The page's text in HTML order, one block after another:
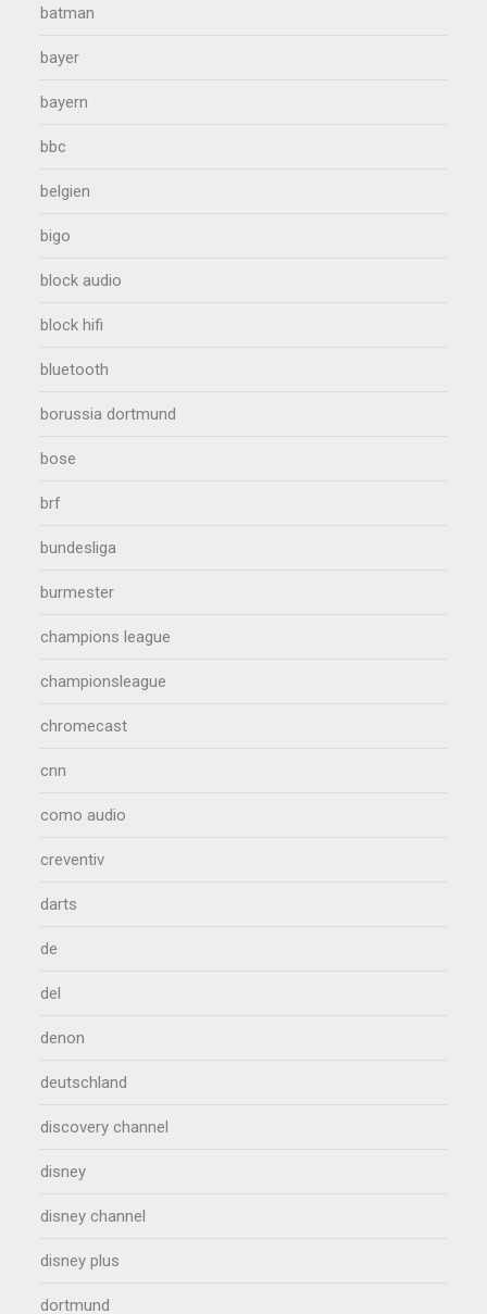
batman
bayer
bayern
bbc
belgien
bigo
block audio
block hifi
bluetooth
borussia dortmund
bose
brf
bundesliga
burmester
champions league
championsleague
chromecast
cnn
como audio
creventiv
darts
de
del
denon
deutschland
discovery channel
disney
disney channel
disney plus
dortmund